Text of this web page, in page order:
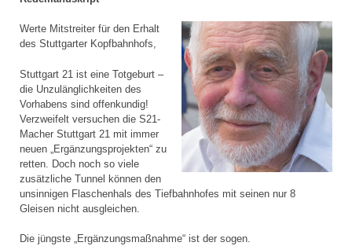
Werte Mitstreiter für den Erhalt
des Stuttgarter Kopfbahnhofs,
Stuttgart 21 ist eine Totgeburt –
die Unzulänglichkeiten des
Vorhabens sind offenkundig!
Verzweifelt versuchen die S21-
Macher Stuttgart 21 mit immer
neuen „Ergänzungsprojekten“ zu
retten. Doch noch so viele
zusätzliche Tunnel können den
unsinnigen Flaschenhals des Tiefbahnhofes mit seinen nur 8
Gleisen nicht ausgleichen.
Die jüngste „Ergänzungsmaßnahme“ ist der sogen.